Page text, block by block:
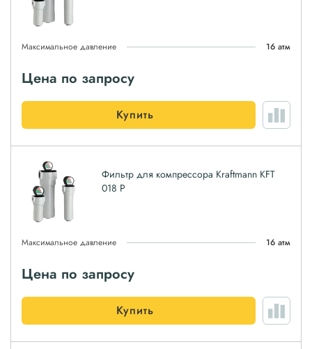
Максимальное давление 16 атм
Цена по запросу
Купить
Фильтр для компрессора Kraftmann KFT
018 P
Максимальное давление 16 атм
Цена по запросу
Купить